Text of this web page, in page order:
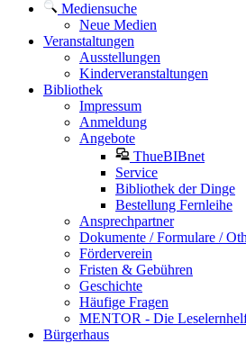
Mediensuche
Neue Medien
Veranstaltungen
Ausstellungen
Kinderveranstaltungen
Bibliothek
Impressum
Anmeldung
Angebote
ThueBIBnet
Service
Bibliothek der Dinge
Bestellung Fernleihe
Ansprechpartner
Dokumente / Formulare /
Förderverein
Fristen & Gebühren
Geschichte
Häufige Fragen
MENTOR - Die
Bürgerhaus